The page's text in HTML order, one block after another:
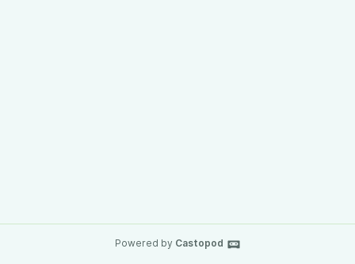
Powered by Castopod